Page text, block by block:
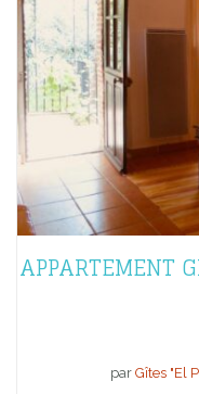
APPARTEMENT
par Gîtes "El